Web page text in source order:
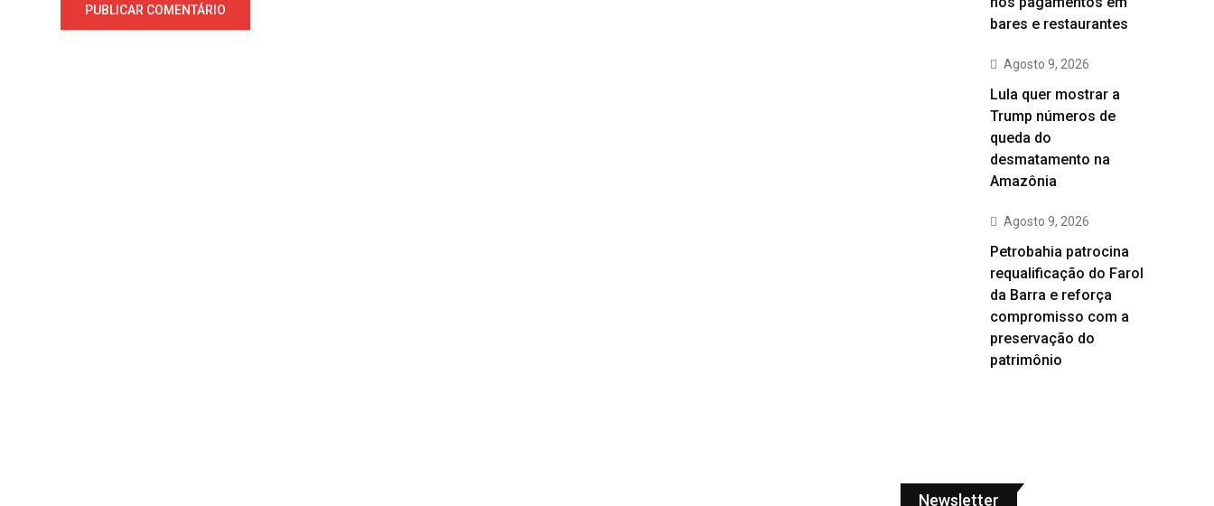
bares e restaurantes
Agosto 9, 2026
Lula quer mostrar a
Trump números de
queda do
desmatamento na
Amazônia
Agosto 9, 2026
Petrobahia patrocina
requalificação do Farol
da Barra e reforça
compromisso com a
preservação do
patrimônio
Newsletter